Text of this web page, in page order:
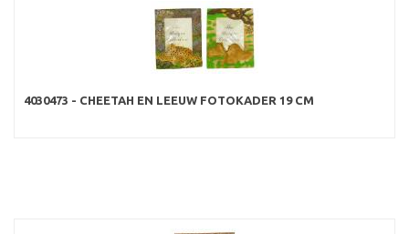
4030473 - CHEETAH EN LEEUW FOTOKADER 19 CM